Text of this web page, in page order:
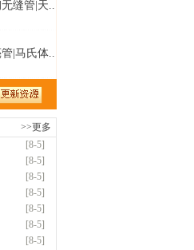
缝管|天..
|马氏体..
号钢管|
板|高强
>>更多
[8-5]
[8-5]
[8-5]
[8-5]
[8-5]
[8-5]
[8-5]